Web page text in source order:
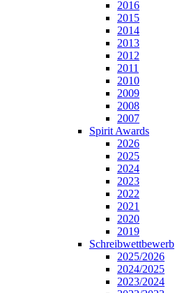
2016
2015
2014
2013
2012
2011
2010
2009
2008
2007
Spirit Awards
2026
2025
2024
2023
2022
2021
2020
2019
Schreibwettbewerb
2025/2026
2024/2025
2023/2024